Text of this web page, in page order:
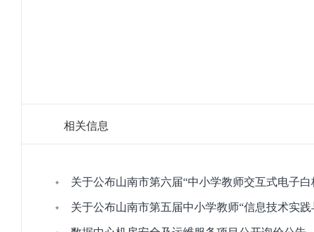
相关信息
关于公布山南市第六届“中小学教师交互式电子
关于公布山南市第五届中小学教师“信息技术实